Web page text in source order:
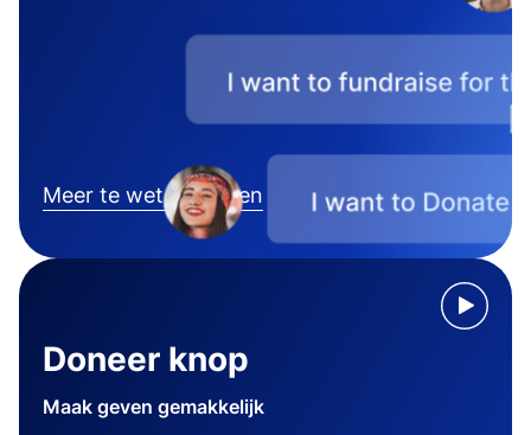
Meer te weten komen
Doneer knop
Maak geven gemakkelijk